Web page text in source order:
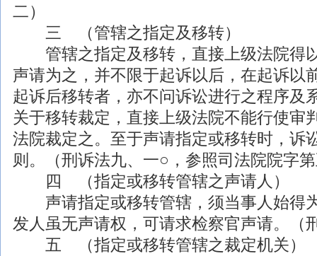
二）
三 （管辖之指定及移转）
管辖之指定及移转，直接上级法院得
声请为之，并不限于起诉以后，在起诉以
起诉后移转者，亦不问诉讼进行之程序及
关于移转裁定，直接上级法院不能行使审
法院裁定之。至于声请指定或移转时，诉
则。（刑诉法九、一○，参照司法院院字
四 （指定或移转管辖之声请人）
声请指定或移转管辖，须当事人始得
发人虽无声请权，可请求检察官声请。（
五 （指定或移转管辖之裁定机关）